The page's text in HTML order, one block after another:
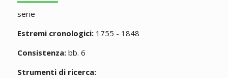
serie
Estremi cronologici:1755 - 1848
Consistenza:bb. 6
Strumenti di ricerca: